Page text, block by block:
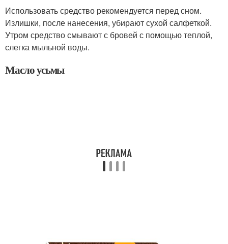
Использовать средство рекомендуется перед сном.
Излишки, после нанесения, убирают сухой салфеткой.
Утром средство смывают с бровей с помощью теплой,
слегка мыльной воды.
Масло усьмы